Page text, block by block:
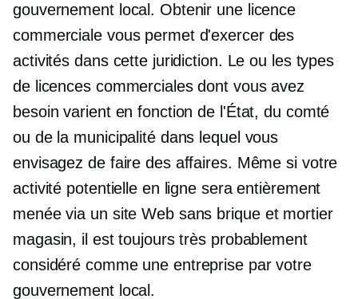
gouvernement local. Obtenir une licence
commerciale vous permet d'exercer des
activités dans cette juridiction. Le ou les types
de licences commerciales dont vous avez
besoin varient en fonction de l'État, du comté
ou de la municipalité dans lequel vous
envisagez de faire des affaires. Même si votre
activité potentielle en ligne sera entièrement
menée via un site Web sans brique et mortier
magasin, il est toujours très probablement
considéré comme une entreprise par votre
gouvernement local.